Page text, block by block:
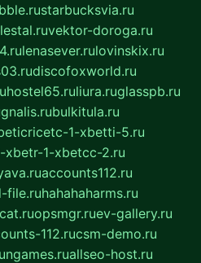
starbucksvia.ru
vektor-doroga.ru
lenasever.rulovinskix.ru
discofoxworld.ru
hostel65.ruliura.ruglasspb.ru
gnalis.rubulkitula.ru
1-xbetti-5.ru
xbetr-1-xbetcc-2.ru
accounts112.ru
file.ruhahahaharms.ru
opsmgr.ruev-gallery.ru
112.rucsm-demo.ru
allseo-host.ru